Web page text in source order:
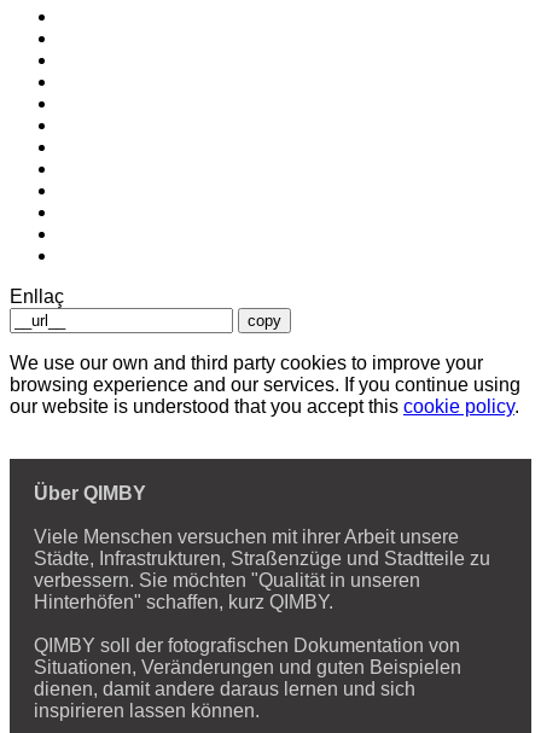
Enllaç
copy
We use our own and third party cookies to improve your
browsing experience and our services. If you continue using
our website is understood that you accept this cookie policy.
Über QIMBY
Viele Menschen versuchen mit ihrer Arbeit unsere
Städte, Infrastrukturen, Straßenzüge und Stadtteile zu
verbessern. Sie möchten "Qualität in unseren
Hinterhöfen" schaffen, kurz QIMBY.
QIMBY soll der fotografischen Dokumentation von
Situationen, Veränderungen und guten Beispielen
dienen, damit andere daraus lernen und sich
inspirieren lassen können.